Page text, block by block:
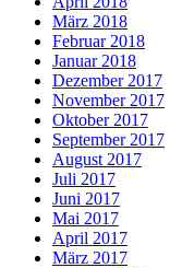
März 2018
Februar 2018
Januar 2018
Dezember 2017
November 2017
Oktober 2017
September 2017
August 2017
Juli 2017
Juni 2017
Mai 2017
April 2017
März 2017